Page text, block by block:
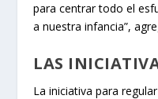
para centrar todo el
a nuestra infancia”,
LAS
La iniciativa para